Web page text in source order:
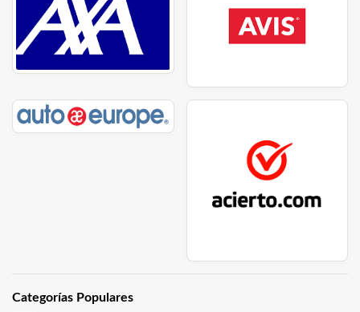
Categorías Populares